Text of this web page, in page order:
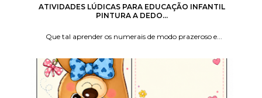
ATIVIDADES LÚDICAS PARA EDUCAÇÃO INFANTIL
PINTURA A DEDO...
Que tal aprender os numerais de modo prazeroso e...